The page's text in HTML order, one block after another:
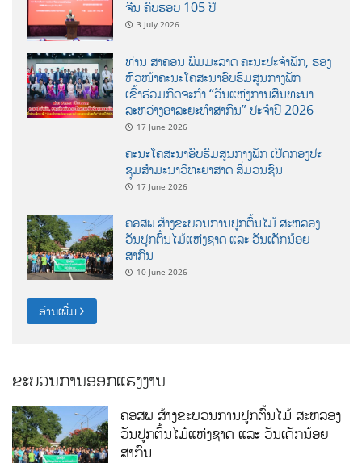
ຈີນ ຄົບຮອບ 105 ປີ
3 July 2026
ທ່ານ ສາຄອນ ພົມມະລາດ ຄະນະປະຈໍາພັກ, ຮອງ
ຫົວໜ້າຄະນະໂຄສະນາອົບຮົມສູນກາງພັກ
ເຂົ້າຮ່ວມກິດຈະກຳ “ວັນແຫ່ງການສົນທະນາ
ລະຫວ່າງອາລະຍະທຳສາກົນ” ປະຈຳປີ 2026
17 June 2026
ຄະນະໂຄສະນາອົບຮົມສູນກາງພັກ ເປີດກອງປະ
ຊຸມສຳມະນາວິທະຍາສາດ ສຶ່ມວນຊົນ
17 June 2026
ຄອສພ ສ້າງຂະບວນການປູກຕົ້ນໄມ້ ສະຫລອງ
ວັນປູກຕົ້ນໄມ້ແຫ່ງຊາດ ແລະ ວັນເດັກນ້ອຍ
ສາກົນ
10 June 2026
ອ່ານເພີ່ມ
ຂະບວນການອອກແຮງງານ
ຄອສພ ສ້າງຂະບວນການປູກຕົ້ນໄມ້ ສະຫລອງ
ວັນປູກຕົ້ນໄມ້ແຫ່ງຊາດ ແລະ ວັນເດັກນ້ອຍ
ສາກົນ